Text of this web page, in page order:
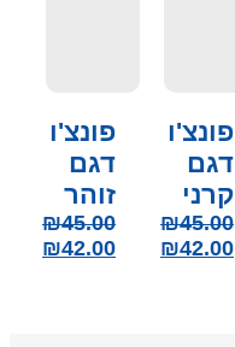
פונצ'ו
דגם
קרני
₪45.00
₪42.00
פונצ'ו
דגם
זוהר
₪45.00
₪42.00